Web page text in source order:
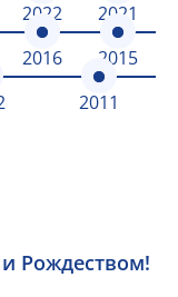
2022
2021
2016
2015
2011
Рождеством!